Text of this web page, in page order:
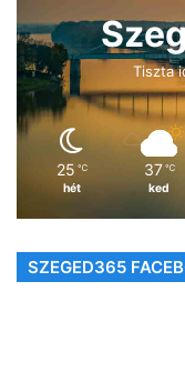
Tiszta
25 ℃
hét
37 ℃
ked
SZEGED365